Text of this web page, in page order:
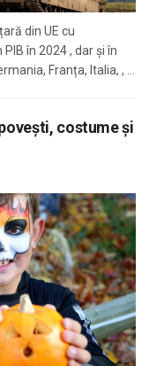
din UE cu
în 2024 , dar și în
Franța, Italia, , ...
costume și